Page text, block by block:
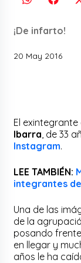
¡De infarto!
20 May 2016
El exintegrante
Ibarra , de 33
Instagram.
LEE TAMBIÉN:
integrantes
Una de las
de la
posando
en llegar y
años le ha